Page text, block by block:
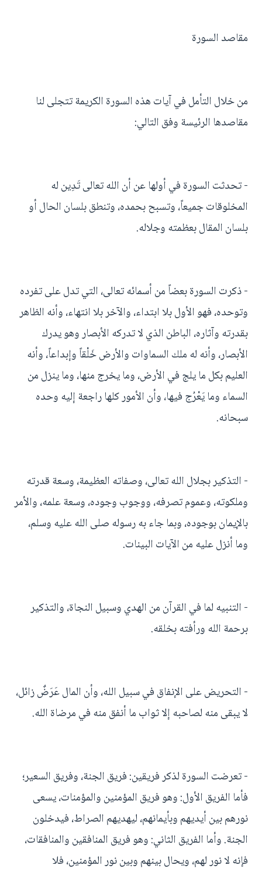
مقاصد السورة
من خلال التأمل في آيات هذه السورة الكريمة تتجلى لنا
مقاصدها الرئيسة وفق التالي:
- تحدثت السورة في أولها عن أن الله تعالى تَدِين له
المخلوقات جميعاً، وتسبح بحمده، وتنطق بلسان الحال أو
بلسان المقال بعظمته وجلاله.
- ذكرت السورة بعضاً من أسمائه تعالى، التي تدل على تفرده
وتوحده، فهو الأول بلا ابتداء، والآخر بلا انتهاء، وأنه الظاهر
بقدرته وآثاره، الباطن الذي لا تدركه الأبصار وهو يدرك
الأبصار، وأنه له ملك السماوات والأرض خَلْقاً وإبداعاً، وأنه
العليم بكل ما يلج في الأرض، وما يخرج منها، وما ينزل من
السماء وما يَعْرُج فيها، وأن الأمور كلها راجعة إليه وحده
سبحانه.
- التذكير بجلال الله تعالى، وصفاته العظيمة، وسعة قدرته
وملكوته، وعموم تصرفه، ووجوب وجوده، وسعة علمه، والأمر
بالإيمان بوجوده، وبما جاء به رسوله صلى الله عليه وسلم،
وما أنزل عليه من الآيات البينات.
- التنبيه لما في القرآن من الهدي وسبيل النجاة، والتذكير
برحمة الله ورأفته بخلقه.
- التحريض على الإنفاق في سبيل الله، وأن المال عَرَضٌ زائل،
لا يبقى منه لصاحبه إلا ثواب ما أنفق منه في مرضاة الله.
- تعرضت السورة لذكر فريقين: فريق الجنة، وفريق السعير؛
فأما الفريق الأول: وهو فريق المؤمنين والمؤمنات، يسعى
نورهم بين أيديهم وبأيمانهم، ليهديهم الصراط، فيدخلون
الجنة. وأما الفريق الثاني: وهو فريق المنافقين والمنافقات،
فإنه لا نور لهم، ويحال بينهم وبين نور المؤمنين، فلا